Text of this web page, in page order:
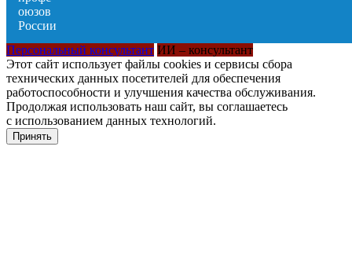
Персональный консультант ИИ – консультант
Этот сайт использует файлы cookies и сервисы сбора
технических данных посетителей для обеспечения
работоспособности и улучшения качества обслуживания.
Продолжая использовать наш сайт, вы соглашаетесь
с использованием данных технологий.
Принять